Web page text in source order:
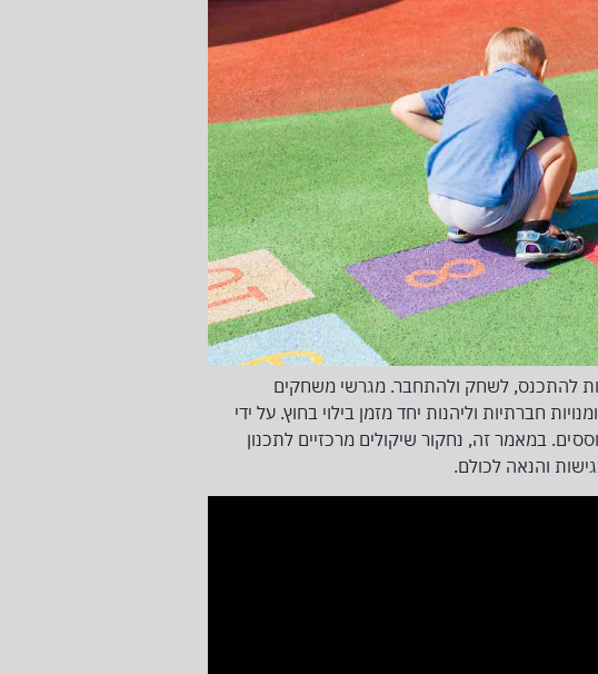
להתכנס, לשחק ולהתחבר. מגרשי משחקים
חברתיות וליהנות יחד מזמן בילוי בחוץ. על ידי
במאמר זה, נחקור שיקולים מרכזיים לתכנון
והנאה לכולם.